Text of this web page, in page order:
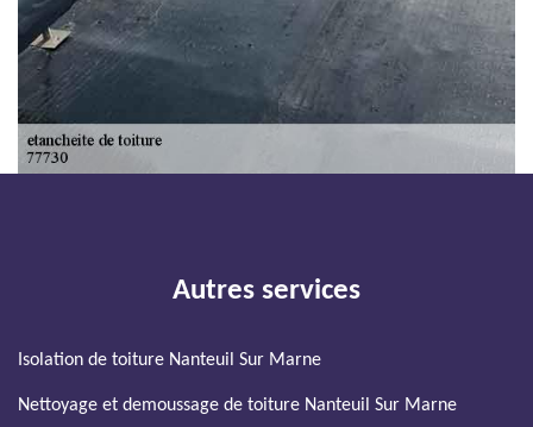
Autres services
Isolation de toiture Nanteuil Sur Marne
Nettoyage et demoussage de toiture Nanteuil Sur Marne